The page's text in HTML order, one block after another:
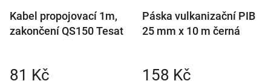
Kabel propojovací 1m,
zakončení QS150 Tesat
81 Kč
Páska vulkanizační PIB
25 mm x 10 m černá
158 Kč